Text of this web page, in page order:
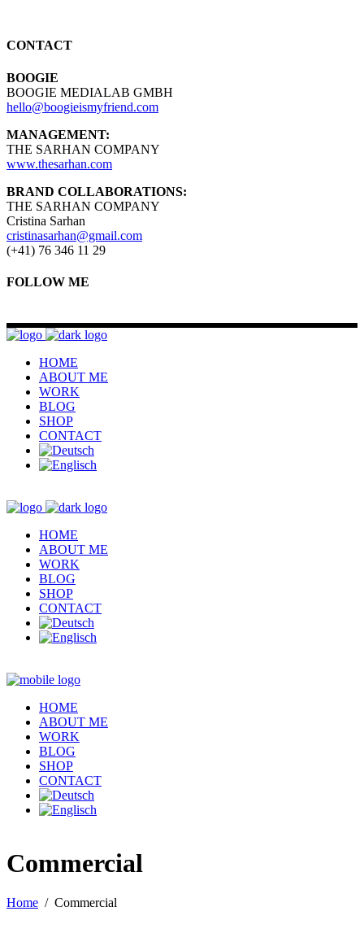
CONTACT
BOOGIE
BOOGIE MEDIALAB GMBH
hello@boogieismyfriend.com
MANAGEMENT:
THE SARHAN COMPANY
www.thesarhan.com
BRAND COLLABORATIONS:
THE SARHAN COMPANY
Cristina Sarhan
cristinasarhan@gmail.com
(+41) 76 346 11 29
FOLLOW ME
HOME
ABOUT ME
WORK
BLOG
SHOP
CONTACT
HOME
ABOUT ME
WORK
BLOG
SHOP
CONTACT
HOME
ABOUT ME
WORK
BLOG
SHOP
CONTACT
Commercial
Home / Commercial